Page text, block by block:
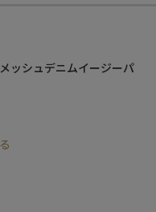
ッシュデニムイージーパ
シュ構造で通気性と軽さ